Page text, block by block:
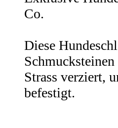
Co.
Diese
Schmucksteinen
Strass verziert,
befestigt.